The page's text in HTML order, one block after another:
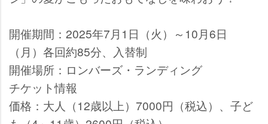
開催期間：2025年7月1日（火）～10月6日
（月）各回約85分、入替制
開催場所：ロンバーズ・ランディング
チケット情報
価格：大人（12歳以上）7000円（税込）、子ど